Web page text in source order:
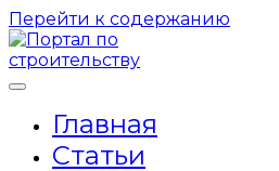
Перейти к содержанию
Главная
Статьи